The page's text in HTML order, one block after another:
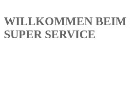
WILLKOMMEN BEIM
SUPER SERVICE